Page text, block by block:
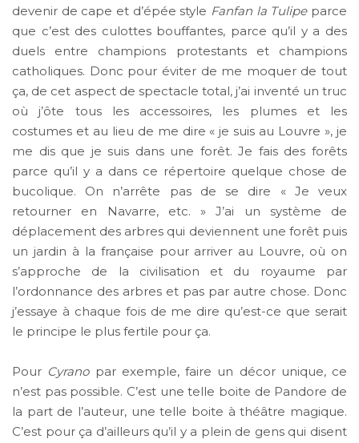
devenir de cape et d’épée style Fanfan la Tulipeparce
que c’est des culottes bouffantes, parce qu’il y a des
duels entre champions protestants et champions
catholiques. Donc pour éviter de me moquer de tout
ça, de cet aspect de spectacle total, j’ai inventé un truc
où j’ôte tous les accessoires, les plumes et les
costumes et au lieu de me dire « je suis au Louvre », je
me dis que je suis dans une forêt. Je fais des forêts
parce qu’il y a dans ce répertoire quelque chose de
bucolique. On n’arrête pas de se dire « Je veux
retourner en Navarre, etc. » J’ai un système de
déplacement des arbres qui deviennent une forêt puis
un jardin à la française pour arriver au Louvre, où on
s’approche de la civilisation et du royaume par
l’ordonnance des arbres et pas par autre chose. Donc
j’essaye à chaque fois de me dire qu’est-ce que serait
le principe le plus fertile pour ça.
Pour Cyranopar exemple, faire un décor unique, ce
n’est pas possible. C’est une telle boite de Pandore de
la part de l’auteur, une telle boite à théâtre magique.
C’est pour ça d’ailleurs qu’il y a plein de gens qui disent